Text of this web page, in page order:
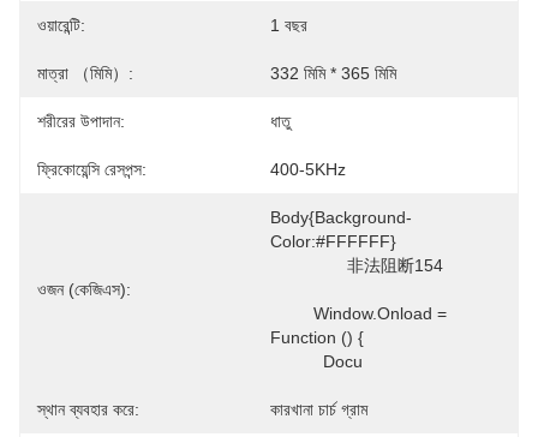
ওয়ারেন্টি: 1 বছর
মাত্রা （মিমি）: 332 মিমি * 365 মিমি
শরীরের উপাদান: ধাতু
ফ্রিকোয়েন্সি রেসপন্স: 400-5KHz
ওজন (কেজিএস):
Body{background-
Color:#FFFFFF}
Function () {
           Docu
স্থান ব্যবহার করে: কারখানা চার্চ গ্রাম